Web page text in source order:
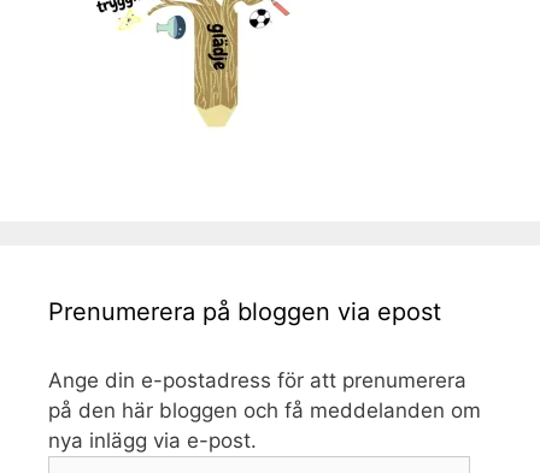
Prenumerera på bloggen via epost
Ange din e-postadress för att prenumerera
på den här bloggen och få meddelanden om
nya inlägg via e-post.